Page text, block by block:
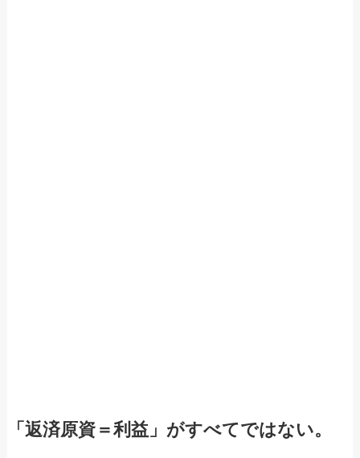
「返済原資＝利益」がすべてではない。